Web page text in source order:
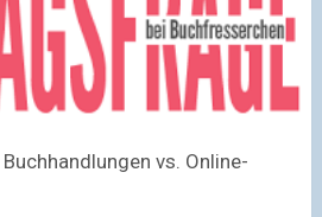
vs. Online-